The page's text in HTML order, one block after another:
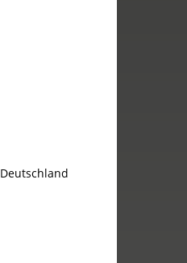
Deutschland